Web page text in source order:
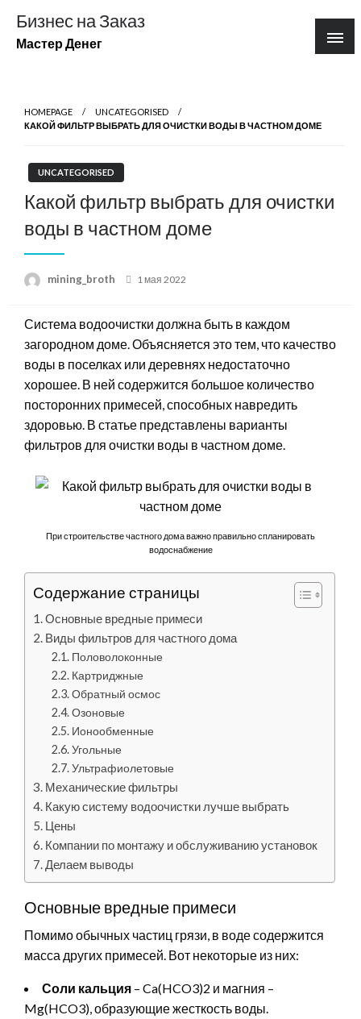
содержимому
Бизнес на Заказ
Мастер Денег
HOMEPAGE
UNCATEGORISED
КАКОЙ ФИЛЬТР ВЫБРАТЬ ДЛЯ ОЧИСТКИ ВОДЫ В ЧАСТНОМ ДОМЕ
UNCATEGORISED
Какой фильтр выбрать для очистки
воды в частном доме
mining_broth
Posted
1 мая 2022
Система водоочистки должна быть в каждом
загородном доме. Объясняется это тем, что качество
воды в поселках или деревнях недостаточно
хорошее. В ней содержится большое количество
посторонних примесей, способных навредить
здоровью. В статье представлены варианты
фильтров для очистки воды в частном доме.
При строительстве частного дома важно правильно спланировать
водоснабжение
Содержание страницы
Основные вредные примеси
Виды фильтров для частного дома
Половолоконные
Картриджные
Обратный осмос
Озоновые
Ионообменные
Угольные
Ультрафиолетовые
Механические фильтры
Какую систему водоочистки лучше выбрать
Цены
Компании по монтажу и обслуживанию установок
Делаем выводы
Основные вредные примеси
Помимо обычных частиц грязи, в воде содержится
масса других примесей. Вот некоторые из них:
Соли кальция – Ca(HCO3)2 и магния –
Mg(HCO3), образующие жесткость воды.